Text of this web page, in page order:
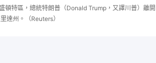
頓特區，總統特朗普（Donald Trump，又譯川普）離開
達州。（Reuters）